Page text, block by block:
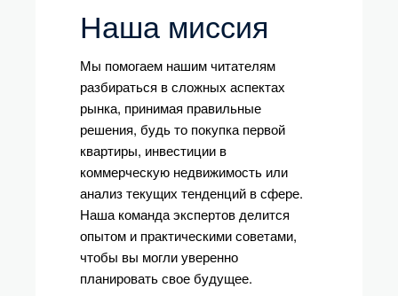
Наша миссия
Мы помогаем нашим читателям
разбираться в сложных аспектах
рынка, принимая правильные
решения, будь то покупка первой
квартиры, инвестиции в
коммерческую недвижимость или
анализ текущих тенденций в сфере.
Наша команда экспертов делится
опытом и практическими советами,
чтобы вы могли уверенно
планировать свое будущее.